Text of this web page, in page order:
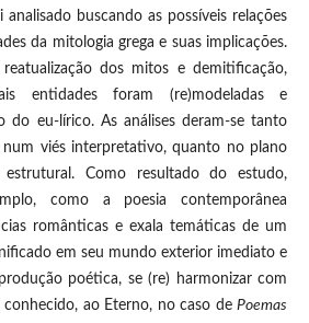
buscando as possíveis relações
da mitologia grega e suas implicações.
dos mitos e demitificação,
entidades foram (re)modeladas e
do eu-lírico. As análises deram-se tanto
viés interpretativo, quanto no plano
Como resultado do estudo,
como a poesia contemporânea
românticas e exala temáticas de um
em seu mundo exterior imediato e
poética, se (re) harmonizar com
ao Eterno, no caso dePoemas